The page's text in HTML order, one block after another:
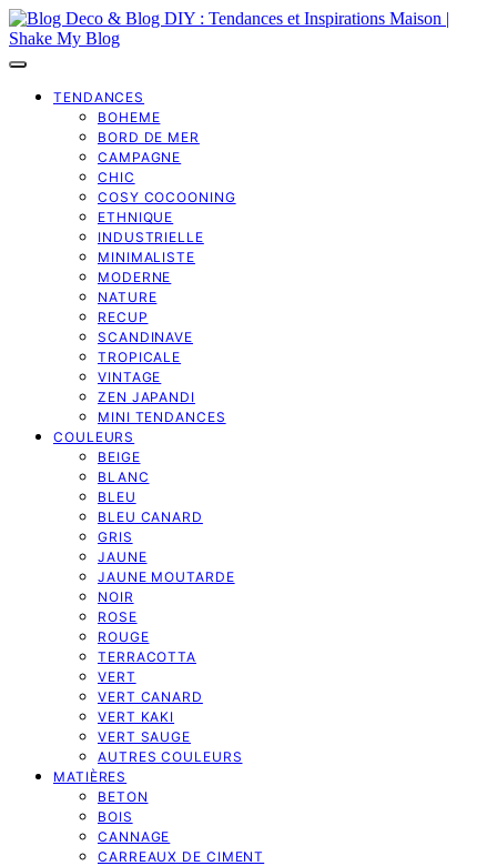
TENDANCES
BOHEME
BORD DE MER
CAMPAGNE
CHIC
COSY COCOONING
ETHNIQUE
INDUSTRIELLE
MINIMALISTE
MODERNE
NATURE
RECUP
SCANDINAVE
TROPICALE
VINTAGE
ZEN JAPANDI
MINI TENDANCES
COULEURS
BEIGE
BLANC
BLEU
BLEU CANARD
GRIS
JAUNE
JAUNE MOUTARDE
NOIR
ROSE
ROUGE
TERRACOTTA
VERT
VERT CANARD
VERT KAKI
VERT SAUGE
AUTRES COULEURS
MATIÈRES
BETON
BOIS
CANNAGE
CARREAUX DE CIMENT